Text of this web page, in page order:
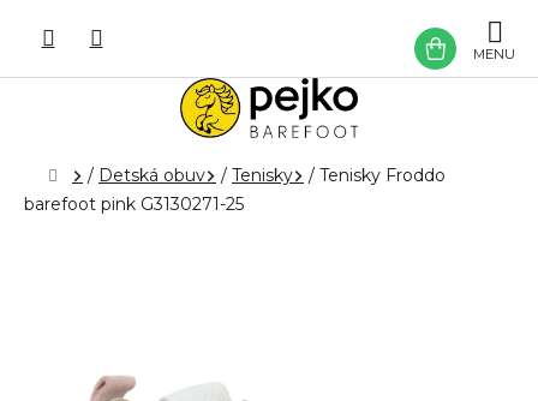
obsah
Domov
/ Detská obuv / Tenisky / Tenisky Froddo
barefoot pink G3130271-25